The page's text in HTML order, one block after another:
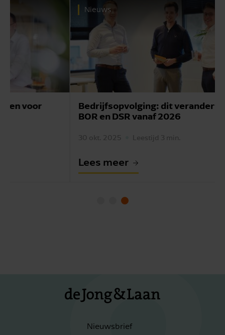
Bedrijfsopvolging: dit verandert er in de
BOR en DSR vanaf 2026
Leestijd 3 min.
Nieuwsbrief